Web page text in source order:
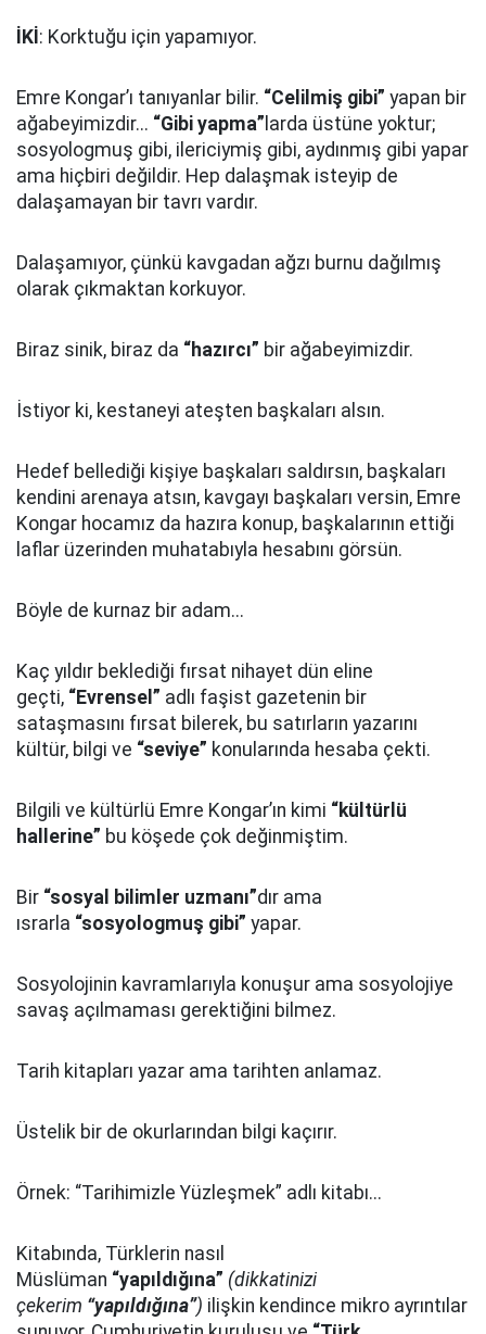
İKİ : Korktuğu için yapamıyor.
Emre Kongar’ı tanıyanlar bilir. “Celilmiş gibi” yapan bir
ağabeyimizdir... “Gibi yapma” larda üstüne yoktur;
sosyologmuş gibi, ilericiymiş gibi, aydınmış gibi yapar
ama hiçbiri değildir. Hep dalaşmak isteyip de
dalaşamayan bir tavrı vardır.
Dalaşamıyor, çünkü kavgadan ağzı burnu dağılmış
olarak çıkmaktan korkuyor.
Biraz sinik, biraz da “hazırcı” bir ağabeyimizdir.
İstiyor ki, kestaneyi ateşten başkaları alsın.
Hedef bellediği kişiye başkaları saldırsın, başkaları
kendini arenaya atsın, kavgayı başkaları versin, Emre
Kongar hocamız da hazıra konup, başkalarının ettiği
laflar üzerinden muhatabıyla hesabını görsün.
Böyle de kurnaz bir adam...
Kaç yıldır beklediği fırsat nihayet dün eline
geçti, “Evrensel” adlı faşist gazetenin bir
sataşmasını fırsat bilerek, bu satırların yazarını
kültür, bilgi ve “seviye” konularında hesaba çekti.
Bilgili ve kültürlü Emre Kongar’ın kimi “kültürlü
hallerine” bu köşede çok değinmiştim.
Bir “sosyal bilimler uzmanı”dır ama
ısrarla “sosyologmuş gibi” yapar.
Sosyolojinin kavramlarıyla konuşur ama sosyolojiye
savaş açılmaması gerektiğini bilmez.
Tarih kitapları yazar ama tarihten anlamaz.
Üstelik bir de okurlarından bilgi kaçırır.
Örnek: “Tarihimizle Yüzleşmek” adlı kitabı...
Kitabında, Türklerin nasıl
Müslüman “yapıldığına” (dikkatinizi
çekerim “yapıldığına”) ilişkin kendince mikro ayrıntılar